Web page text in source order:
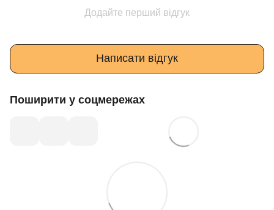
Додайте перший відгук
Написати відгук
Поширити у соцмережах